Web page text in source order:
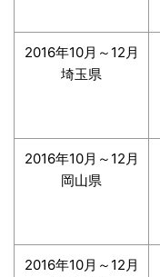
2016年10月～12月
埼玉県
2016年10月～12月
岡山県
2016年10月～12月